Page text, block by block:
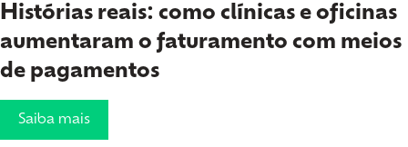
Histórias reais: como clínicas e oficinas
aumentaram o faturamento com meios
de pagamentos
Saiba mais